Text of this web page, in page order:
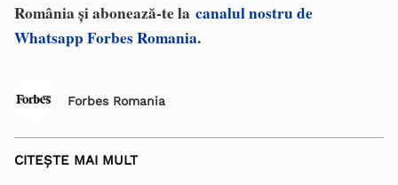
România și abonează-te la canalul nostru de
Whatsapp Forbes Romania.
Forbes Romania
CITEȘTE MAI MULT